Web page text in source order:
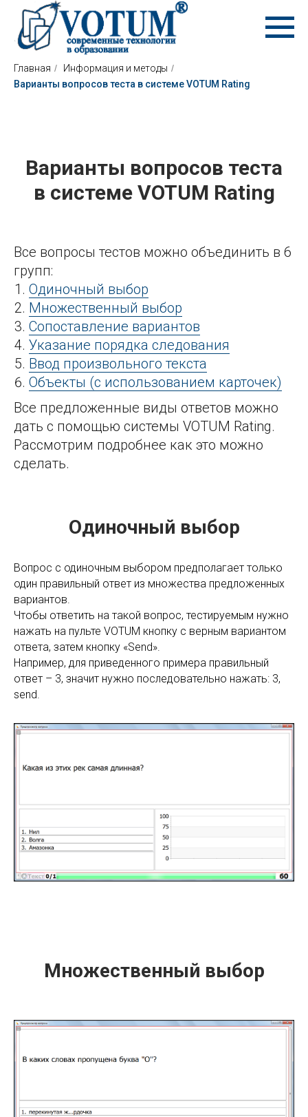
Главная / Информация и методы /
Варианты вопросов теста в системе VOTUM Rating
Варианты вопросов теста
в системе VOTUM Rating
Все вопросы тестов можно объединить в 6
групп:
Одиночный выбор
Множественный выбор
Сопоставление вариантов
Указание порядка следования
Ввод произвольного текста
Объекты (с использованием карточек)
Все предложенные виды ответов можно
дать с помощью системы VOTUM Rating.
Рассмотрим подробнее как это можно
сделать.
Одиночный выбор
Вопрос с одиночным выбором предполагает только
один правильный ответ из множества предложенных
вариантов.
Чтобы ответить на такой вопрос, тестируемым нужно
нажать на пульте VOTUM кнопку с верным вариантом
ответа, затем кнопку «Send».
Например, для приведенного примера правильный
ответ – 3, значит нужно последовательно нажать: 3,
send.
Множественный выбор